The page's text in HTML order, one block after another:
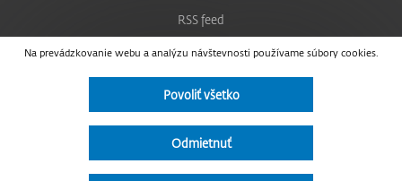
Na prevádzkovanie webu a analýzu návštevnosti používame súbory cookies.
Povoliť všetko
Odmietnuť
RSS feed
Nastavenie cookies
Facebook
Instagram
Vyhlásenie o prístupnosti